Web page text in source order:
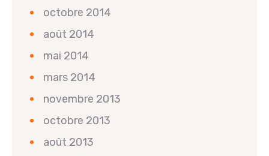
octobre 2014
août 2014
mai 2014
mars 2014
novembre 2013
octobre 2013
août 2013